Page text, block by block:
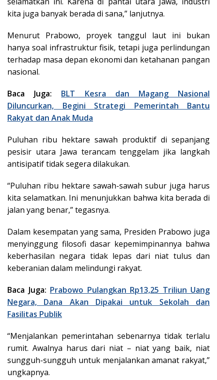
kita juga banyak berada di sana,” lanjutnya.
Menurut Prabowo, proyek tanggul laut ini bukan
hanya soal infrastruktur fisik, tetapi juga perlindungan
terhadap masa depan ekonomi dan ketahanan pangan
nasional.
Baca Juga: BLT Kesra dan Magang Nasional
Diluncurkan, Begini Strategi Pemerintah Bantu
Rakyat dan Anak Muda
Puluhan ribu hektare sawah produktif di sepanjang
pesisir utara Jawa terancam tenggelam jika langkah
antisipatif tidak segera dilakukan.
“Puluhan ribu hektare sawah-sawah subur juga harus
kita selamatkan. Ini menunjukkan bahwa kita berada di
jalan yang benar,” tegasnya.
Dalam kesempatan yang sama, Presiden Prabowo juga
menyinggung filosofi dasar kepemimpinannya bahwa
keberhasilan negara tidak lepas dari niat tulus dan
keberanian dalam melindungi rakyat.
Baca Juga: Prabowo Pulangkan Rp13,25 Triliun Uang
Negara, Dana Akan Dipakai untuk Sekolah dan
Fasilitas Publik
“Menjalankan pemerintahan sebenarnya tidak terlalu
rumit. Awalnya harus dari niat – niat yang baik, niat
sungguh-sungguh untuk menjalankan amanat rakyat,”
ungkapnya.